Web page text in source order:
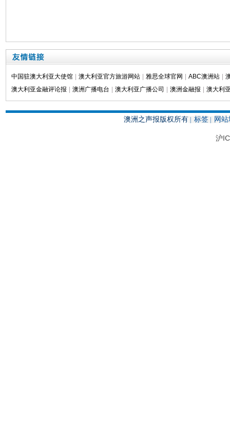
中国驻澳大利亚大使馆 澳大利亚官方旅游网站 雅思全球官网 ABC澳洲站
澳大利亚金融评论报
澳洲广播电台 澳大利亚广播公司 澳洲金融报 澳大利
澳洲之声报版权所有| 标签| 网
沪